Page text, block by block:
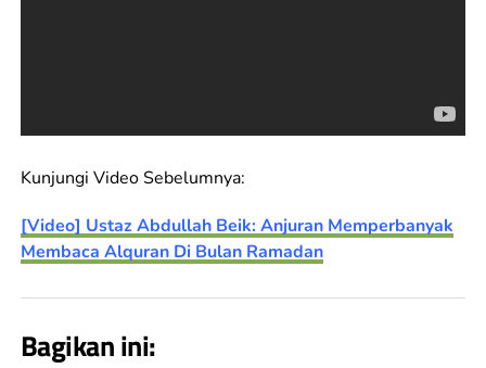
Kunjungi Video Sebelumnya:
[Video] Ustaz Abdullah Beik: Anjuran Memperbanyak
Membaca Alquran Di Bulan Ramadan
Bagikan ini: